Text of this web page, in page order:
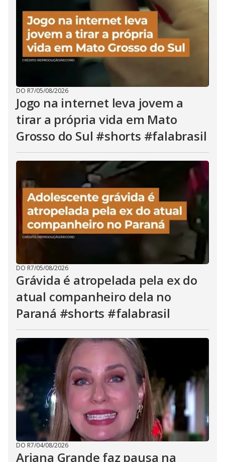
DO R7/05/08/2026
Jogo na internet leva jovem a
tirar a própria vida em Mato
Grosso do Sul #shorts #falabrasil
DO R7/05/08/2026
Grávida é atropelada pela ex do
atual companheiro dela no
Paraná #shorts #falabrasil
DO R7/04/08/2026
Ariana Grande faz pausa na